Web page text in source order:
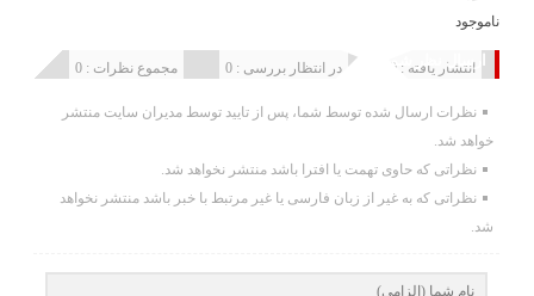
ناموجود
ارسال نظر شما مجموع نظرات : 0 در انتظار بررسی : 0 انتشار یافته : 0
نظرات ارسال شده توسط شما، پس از تایید توسط مدیران سایت منتشر
خواهد شد.
نظراتی که حاوی تهمت یا افترا باشد منتشر نخواهد شد.
نظراتی که به غیر از زبان فارسی یا غیر مرتبط با خبر باشد منتشر نخواهد
شد.